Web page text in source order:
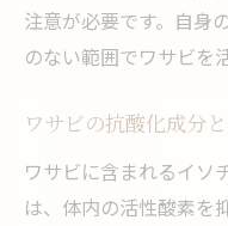
知られざるワサ
ワサビの栄養
ワサビの健
注意が必要です。自身
のない範囲でワサビを
ワサビの抗酸化成分
ワサビに含まれるイソ
は、体内の活性酸素を